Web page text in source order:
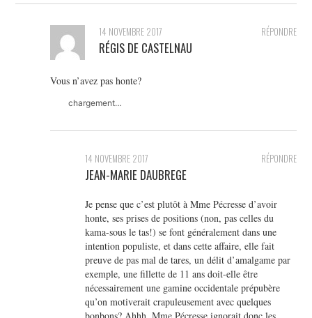
RÉPONDRE
14 NOVEMBRE 2017
RÉGIS DE CASTELNAU
Vous n’avez pas honte?
chargement…
RÉPONDRE
14 NOVEMBRE 2017
JEAN-MARIE DAUBREGE
Je pense que c’est plutôt à Mme Pécresse d’avoir
honte, ses prises de positions (non, pas celles du
kama-sous le tas!) se font généralement dans une
intention populiste, et dans cette affaire, elle fait
preuve de pas mal de tares, un délit d’amalgame par
exemple, une fillette de 11 ans doit-elle être
nécessairement une gamine occidentale prépubère
qu’on motiverait crapuleusement avec quelques
bonbons? Ahhh, Mme Pécresse ignorait donc les